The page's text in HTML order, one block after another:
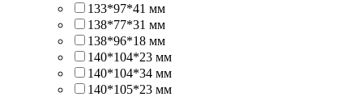
133*97*41 мм
138*77*31 мм
138*96*18 мм
140*104*23 мм
140*104*34 мм
140*105*23 мм